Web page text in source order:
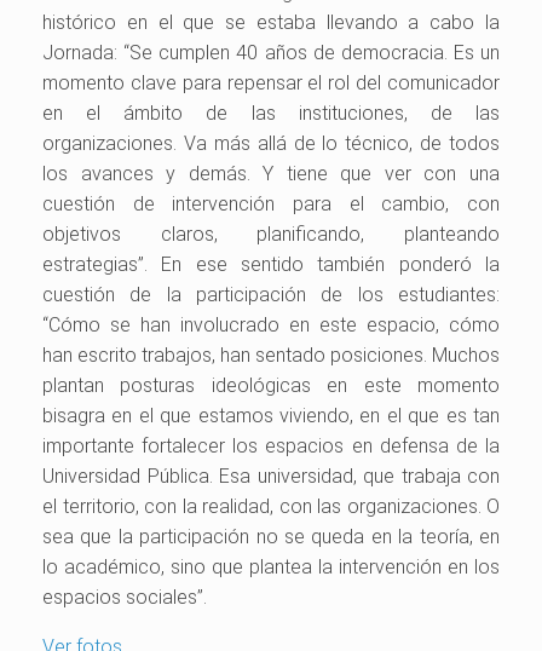
histórico en el que se estaba llevando a cabo la
Jornada: “Se cumplen 40 años de democracia. Es un
momento clave para repensar el rol del comunicador
en el ámbito de las instituciones, de las
organizaciones. Va más allá de lo técnico, de todos
los avances y demás. Y tiene que ver con una
cuestión de intervención para el cambio, con
objetivos claros, planificando, planteando
estrategias”. En ese sentido también ponderó la
cuestión de la participación de los estudiantes:
“Cómo se han involucrado en este espacio, cómo
han escrito trabajos, han sentado posiciones. Muchos
plantan posturas ideológicas en este momento
bisagra en el que estamos viviendo, en el que es tan
importante fortalecer los espacios en defensa de la
Universidad Pública. Esa universidad, que trabaja con
el territorio, con la realidad, con las organizaciones. O
sea que la participación no se queda en la teoría, en
lo académico, sino que plantea la intervención en los
espacios sociales”.